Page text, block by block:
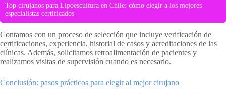
Top cirujanos para Lipoescultura en Chile: cómo elegir a los mejores
especialistas certificados
Contamos con un proceso de selección que incluye verificación de
certificaciones, experiencia, historial de casos y acreditaciones de las
clínicas. Además, solicitamos retroalimentación de pacientes y
realizamos visitas de supervisión cuando es necesario.
Conclusión: pasos prácticos para elegir al mejor cirujano